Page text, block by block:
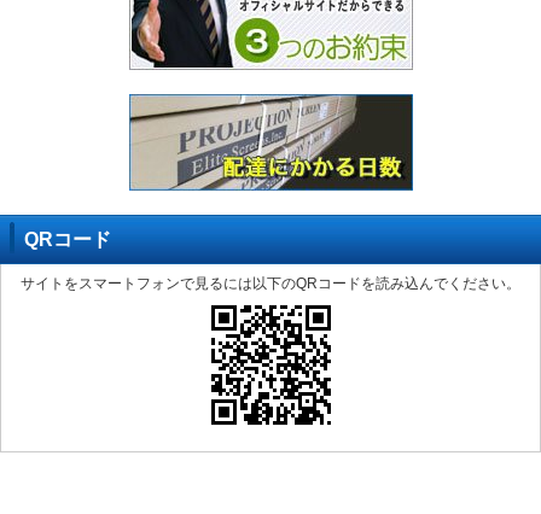
QRコード
サイトをスマートフォンで見るには以下のQRコードを読み込んでください。